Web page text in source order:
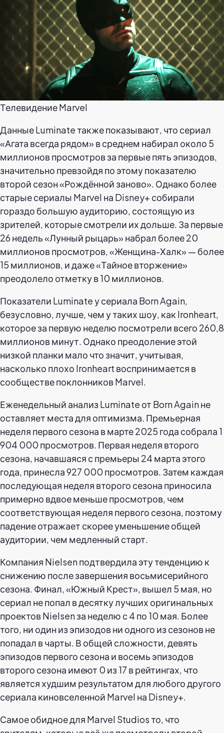
Телевидение Marvel
Данные Luminate также показывают, что сериал
«Агата всегда рядом» в среднем набирал около 5
миллионов просмотров за первые пять эпизодов,
значительно превзойдя по этому показателю
второй сезон «Рождённой заново». Однако более
старые сериалы Marvel на Disney+ собирали
гораздо большую аудиторию, состоящую из
зрителей, которые смотрели их дольше. За первые
26 недель «Лунный рыцарь» набрал более 20
миллионов просмотров, «Женщина-Халк» — более
15 миллионов, и даже «Тайное вторжение»
преодолело отметку в 10 миллионов.
Показатели Luminate у сериала Born Again,
безусловно, лучше, чем у таких шоу, как Ironheart,
которое за первую неделю посмотрели всего 260,8
миллионов минут. Однако преодоление этой
низкой планки мало что значит, учитывая,
насколько плохо Ironheart воспринимается в
сообществе поклонников Marvel.
Еженедельный анализ Luminate от Born Again не
оставляет места для оптимизма. Премьерная
неделя первого сезона в марте 2025 года собрала 1
904 000 просмотров. Первая неделя второго
сезона, начавшаяся с премьеры 24 марта этого
года, принесла 927 000 просмотров. Затем каждая
последующая неделя второго сезона приносила
примерно вдвое меньше просмотров, чем
соответствующая неделя первого сезона, поэтому
падение отражает скорее уменьшение общей
аудитории, чем медленный старт.
Компания Nielsen подтвердила эту тенденцию к
снижению после завершения восьмисерийного
сезона. Финал, «Южный Крест», вышел 5 мая, но
сериал не попал в десятку лучших оригинальных
проектов Nielsen за неделю с 4 по 10 мая. Более
того, ни один из эпизодов ни одного из сезонов не
попадал в чарты. В общей сложности, девять
эпизодов первого сезона и восемь эпизодов
второго сезона имеют 0 из 17 в рейтингах, что
является худшим результатом для любого другого
сериала киновселенной Marvel на Disney+.
Самое обидное для Marvel Studios то, что